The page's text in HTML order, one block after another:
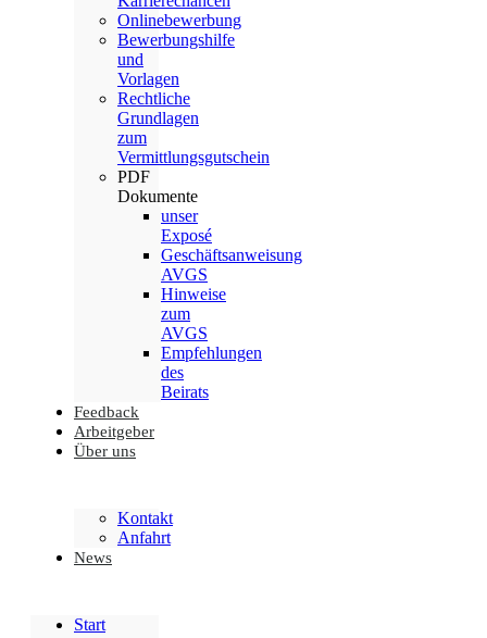
Onlinebewerbung
Bewerbungshilfe
und
Vorlagen
Rechtliche
Grundlagen
zum
Vermittlungsgutschein
PDF
Dokumente
unser
Exposé
Geschäftsanweisung
AVGS
Hinweise
zum
AVGS
Empfehlungen
des
Beirats
Feedback
Arbeitgeber
Über uns
Kontakt
Anfahrt
News
Start